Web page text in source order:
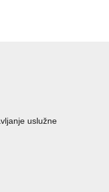
uslužne